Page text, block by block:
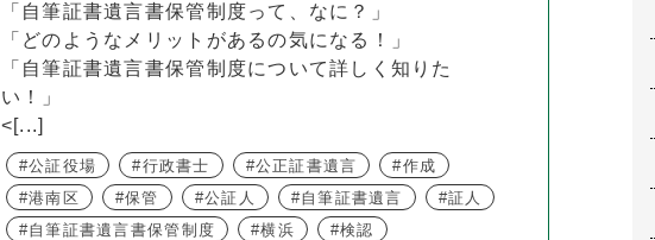
「自筆証書遺言書保管制度って、なに？」
「どのようなメリットがあるの気になる！」
「自筆証書遺言書保管制度について詳しく知りた
い！」
<[...]
公証役場 行政書士 公正証書遺言
作成
港南区
保管 公証人 自筆証書遺言
証人
自筆証書遺言書保管制度
横浜
検認